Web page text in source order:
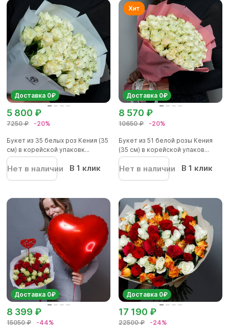
Доставка 0₽
7250 ₽ -20%
5 800 ₽
Букет из 35 белых роз Кения (35
см) в корейской упаковк...
Нет в наличии В 1 клик
Доставка 0₽
10650 ₽ -20%
8 570 ₽
Букет из 51 белой розы Кения
(35 см) в корейской упаков...
Нет в наличии В 1 клик
Доставка 0₽
15050 ₽ -44%
8 399 ₽
Доставка 0₽
22500 ₽ -24%
17 190 ₽